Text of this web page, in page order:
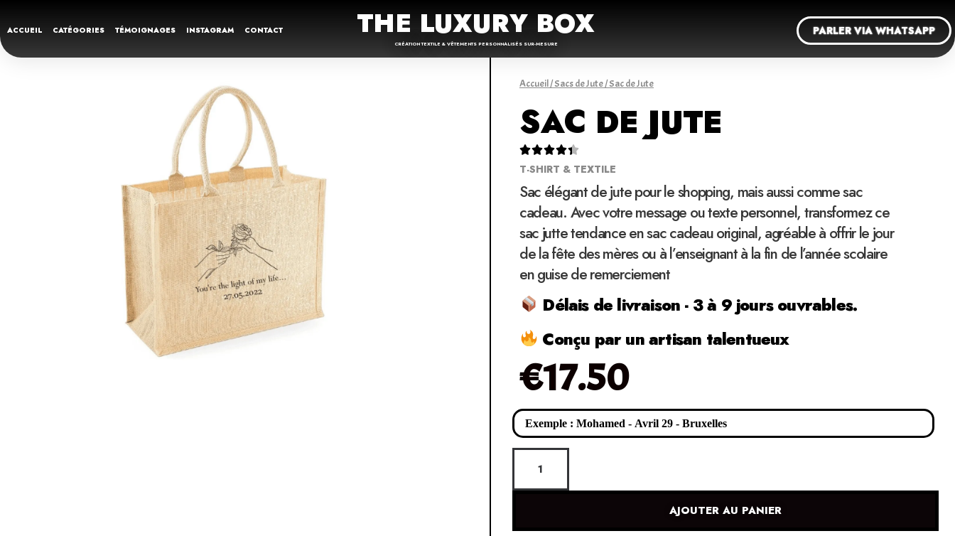
ACCUEIL CATÉGORIES TÉMOIGNAGES INSTAGRAM CONTACT THE LUXURY BOX
CRÉATION TEXTILE & VÊTEMENTS PERSONNALISÉS SUR-MESURE
PARLER VIA WHATSAPP
Accueil/Sacs de Jute/ Sac de Jute
SAC DE JUTE

T-SHIRT & TEXTILE
Sac élégant de jute pour le shopping, mais aussi comme sac
cadeau. Avec votre message ou texte personnel, transformez ce
sac jutte tendance en sac cadeau original, agréable à offrir le jour
de la fête des mères ou à l’enseignant à la fin de l’année scolaire
en guise de remerciement
Délais de livraison - 3 à 9 jours ouvrables.
Conçu par un artisan talentueux
€17.50
AJOUTER AU PANIER